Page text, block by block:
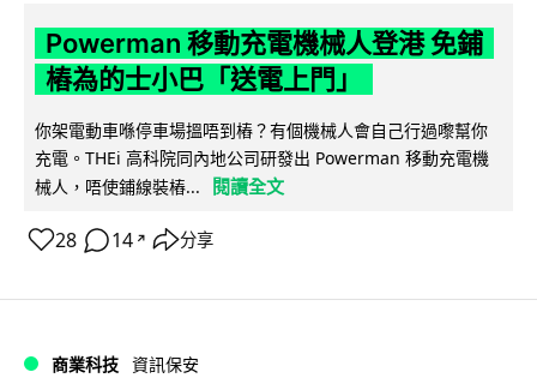
Powerman 移動充電機械人登港 免鋪
樁為的士小巴「送電上門」
你架電動車喺停車場搵唔到樁？有個機械人會自己行過嚟幫你
充電。THEi 高科院同內地公司研發出 Powerman 移動充電機
械人，唔使鋪線裝樁...
閱讀全文
28 14 ↗ 分享
商業科技 資訊保安